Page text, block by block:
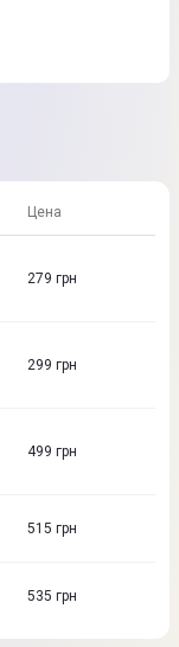
Цена
279 грн
299 грн
499 грн
515 грн
535 грн